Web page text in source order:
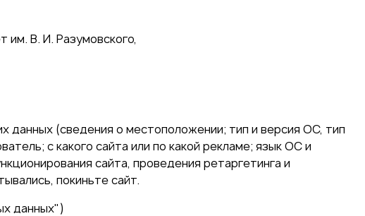
им. В. И. Разумовского,
данных (сведения о местоположении; тип и версия ОС, тип
с какого сайта или по какой рекламе; язык ОС и
сайта, проведения ретаргетинга и
покиньте сайт.
данных")